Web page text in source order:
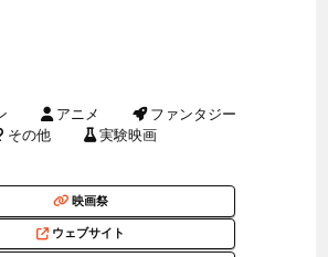
アニメ
ファンタジー
その他 実験映画
映画祭
ウェブサイト